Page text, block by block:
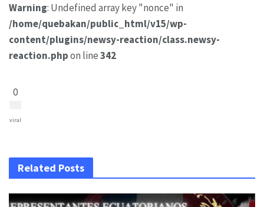
Warning: Undefined array key "nonce" in
/home/quebakan/public_html/v15/wp-
content/plugins/newsy-reaction/class.newsy-
reaction.phpon line342
0
viral
Related Posts